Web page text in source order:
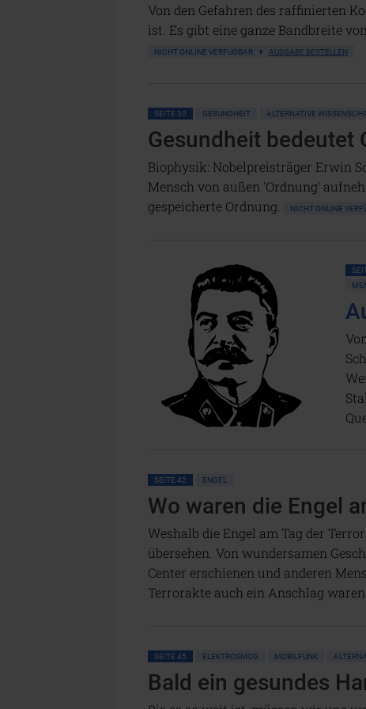
Von den Gefahren des raffinierten
ist. Es gibt eine ganze Bandbreite
NICHT ONLINE VERFÜGBAR AUSGABE BESTELLEN
SEITE 30 GESUNDHEIT ALTERNATIVE
Gesundheit bedeutet
Biophysik: Nobelpreisträger Erwin
Mensch von außen 'Ordnung'
gespeicherte Ordnung.
NICHT ONLINE
SEITE 42 ENGEL
Wo waren die Engel
Weshalb die Engel am Tag der
übersehen. Von wundersamen
Center erschienen und anderen
Terrorakte auch ein Anschlag
SEITE 45 ELEKTROSMOG MOBILFUNK
Bald ein gesundes